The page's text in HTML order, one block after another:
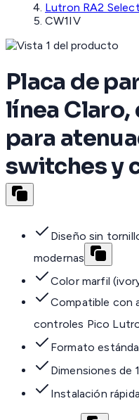
Lutron RA2 Select
CW1IV
Placa de
línea
para
switches y
Diseño sin
modernas
Color marfil
Compatible con
controles Pico
Formato
Dimensiones de
Instalación